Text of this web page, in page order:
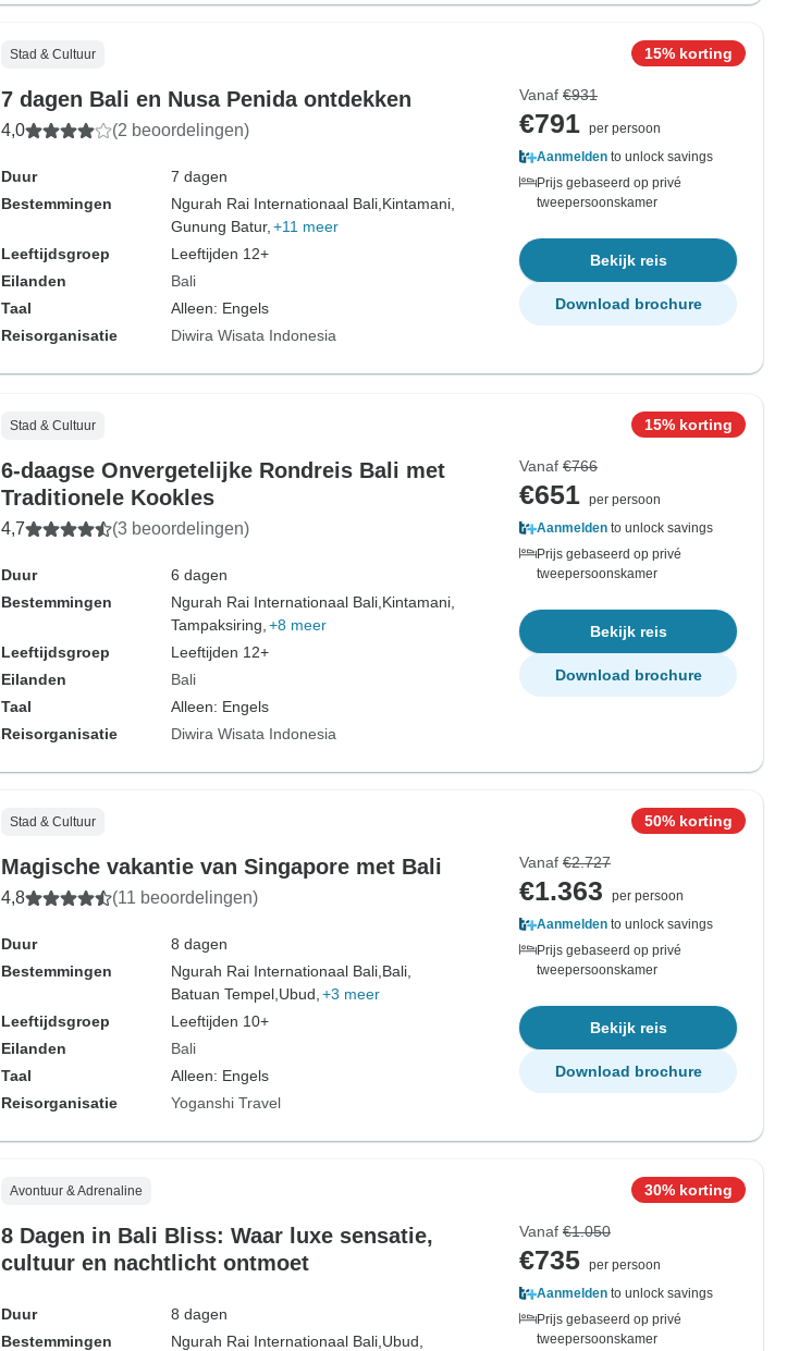
Stad & Cultuur
7 dagen Bali en Nusa Penida ontdekken
4,0 (2 beoordelingen)
Duur
7 dagen
Bestemmingen
Ngurah Rai Internationaal Bali, Kintamani,
Gunung Batur, +11 meer
Leeftijdsgroep
Leeftijden 12+
Eilanden
Bali
Taal
Alleen: Engels
Reisorganisatie
Diwira Wisata Indonesia
15% korting
Vanaf €931
€791 per persoon
Aanmelden to unlock savings
Prijs gebaseerd op privé
tweepersoonskamer
Bekijk reis
Download brochure
Stad & Cultuur
6-daagse Onvergetelijke Rondreis Bali met
Traditionele Kookles
4,7 (3 beoordelingen)
Duur
6 dagen
Bestemmingen
Ngurah Rai Internationaal Bali, Kintamani,
Tampaksiring, +8 meer
Leeftijdsgroep
Leeftijden 12+
Eilanden
Bali
Taal
Alleen: Engels
Reisorganisatie
Diwira Wisata Indonesia
15% korting
Vanaf €766
€651 per persoon
Aanmelden to unlock savings
Prijs gebaseerd op privé
tweepersoonskamer
Bekijk reis
Download brochure
Stad & Cultuur
Magische vakantie van Singapore met Bali
4,8 (11 beoordelingen)
Duur
8 dagen
Bestemmingen
Ngurah Rai Internationaal Bali, Bali,
Batuan Tempel, Ubud, +3 meer
Leeftijdsgroep
Leeftijden 10+
Eilanden
Bali
Taal
Alleen: Engels
Reisorganisatie
Yoganshi Travel
50% korting
Vanaf €2.727
€1.363
per persoon
Aanmelden to unlock savings
Prijs gebaseerd op privé
tweepersoonskamer
Bekijk reis
Download brochure
Avontuur & Adrenaline
8 Dagen in Bali Bliss: Waar luxe sensatie,
cultuur en nachtlicht ontmoet
Duur
8 dagen
Bestemmingen
Ngurah Rai Internationaal Bali, Ubud,
30% korting
Vanaf €1.050
€735 per persoon
Aanmelden to unlock savings
Prijs gebaseerd op privé
tweepersoonskamer